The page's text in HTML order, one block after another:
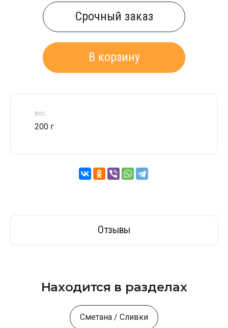
В корзину
Cрочный заказ
вес
200 г
Отзывы
Находится в разделах
Сметана / Сливки